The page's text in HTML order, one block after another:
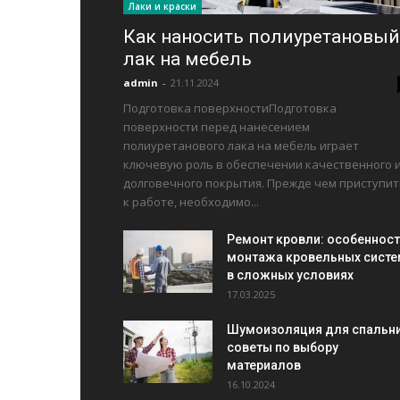
Лаки и краски
Как наносить полиуретановый
лак на мебель
admin - 21.11.2024
Подготовка поверхностиПодготовка
поверхности перед нанесением
полиуретанового лака на мебель играет
ключевую роль в обеспечении качественного и
долговечного покрытия. Прежде чем
к работе, необходимо...
Ремонт кровли:
монтажа кровельных
в сложных условиях
17.03.2025
Шумоизоляция для
советы по выбору
материалов
16.10.2024